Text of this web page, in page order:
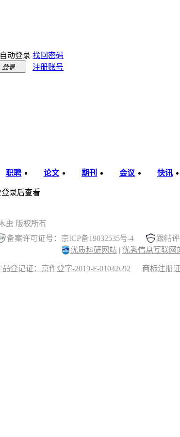
自动登录 找回密码
登录 注册账号
职聘 论文 期刊 会议 快讯
录后查看
虫 版权所有
备案许可证号：京ICP备19032535号-4
跟帖
优质科研网站 | 优秀信息互联网
品登记证：京作登字-2019-F-01042692 商标注册